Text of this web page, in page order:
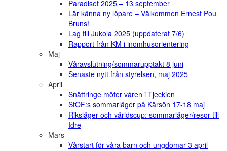
Paradiset 2025 – 13 september
Lär känna ny löpare – Välkommen Ernest Pou
Bruns!
Lag till Jukola 2025 (uppdaterat 7/6)
Rapport från KM i inomhusorientering
Maj
Våravslutning/sommarupptakt 8 juni
Senaste nytt från styrelsen, maj 2025
April
Snättringe möter våren i Tjeckien
StOF:s sommarläger på Kärsön 17-18 maj
Riksläger och världscup: sommarläger/resor till
Idre
Mars
Vårstart för våra barn och ungdomar 3 april